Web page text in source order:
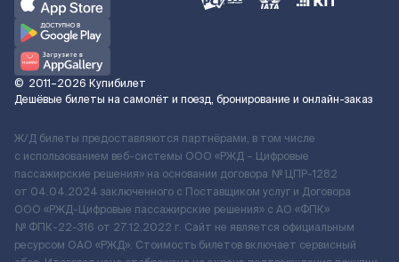
© 2011–2026 Купибилет
Дешёвые билеты на самолёт и поезд, бронирование и онлайн-заказ
Ж/Д билеты предоставляются партнёрами, в том числе
с использованием веб-системы ООО «РЖД – Цифровые
пассажирские решения» на основании договора № ЦПР-1282
от 04.04.2024 заключенного с Поставщиком услуг и Договора
ООО «РЖД-Цифровые пассажирские решения» c АО «ФПК»
№ ФПК-22-316 от 27.12.2022 г. Сайт не является официальным
ресурсом ОАО «РЖД». Стоимость билетов включает сервисный